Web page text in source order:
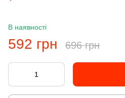
В наявності
592 грн 696 грн